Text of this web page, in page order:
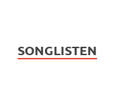
SONGLISTEN